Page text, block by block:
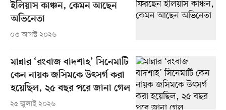
ইলিয়াস কাঞ্চন, কেমন আছেন
অভিনেতা
০৩ আগস্ট ২০২৬
মান্নার ‘রংবাজ বাদশাহ’ সিনেমাটি
কেন নায়ক জসিমকে উৎসর্গ করা
হয়েছিল, ২৫ বছর পরে জানা গেল
২৫ জুলাই ২০২৬